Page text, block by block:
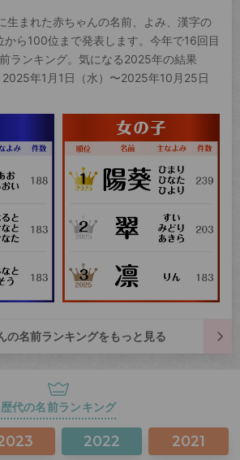
生まれた赤ちゃんの名前、よみ、漢字の
から100位まで発表します。今年で16回目
ランキング。気になる2025年の結果
年1月1日（水）〜2025年10月25日
の名前ランキングをもっと見る
歴代の名前ランキング
2022 2021